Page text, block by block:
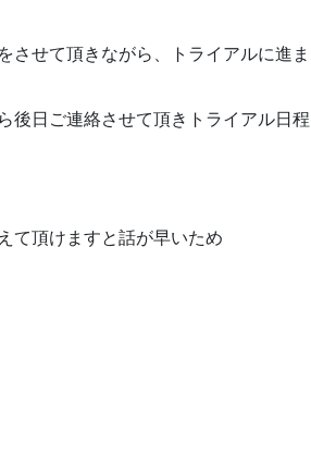
させて頂きながら、トライアルに進ま
後日ご連絡させて頂きトライアル日程
て頂けますと話が早いため